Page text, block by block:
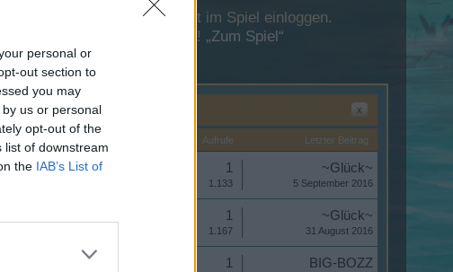
personal or
out section to
you may
us or personal
opt-out of the
list of downstream
the IAB’s List of
Du Dich bitte zunächst im Spiel einloggen.
Besuch in unserem Forum! „Zum Spiel“
x
Aufrufe Letzter Beitrag
1
1.133
~Glück~
5 September 2016
1
1.167
~Glück~
31 August 2016
1 BIG-BOZZ